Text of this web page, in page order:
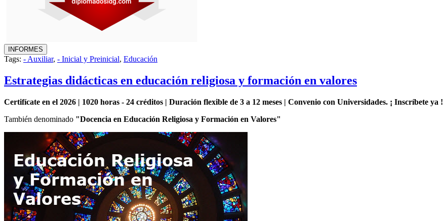
Tags: - Auxiliar, - Inicial y Preinicial, Educación
Estrategias didácticas en educación religiosa y formación en valores
Certifícate en el 2026 | 1020 horas - 24 créditos | Duración flexible de 3 a 12 meses | Convenio con Universidades. ¡ Inscríbete ya !
También denominado "Docencia en Educación Religiosa y Formación en Valores"